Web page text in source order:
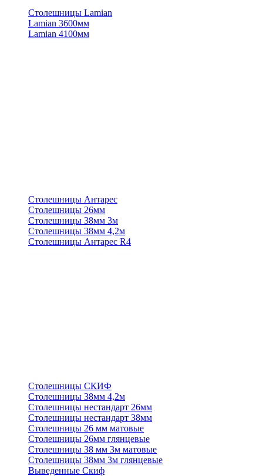
Столешницы Lamian
Lamian 3600мм
Lamian 4100мм
Столешницы Антарес
Столешницы 26мм
Столешницы 38мм 3м
Столешницы 38мм 4,2м
Столешницы Антарес R4
Столешницы СКИФ
Столешницы 38мм 4,2м
Столешницы нестандарт 26мм
Столешницы нестандарт 38мм
Столешницы 26 мм матовые
Столешницы 26мм глянцевые
Столешницы 38 мм 3м матовые
Столешницы 38мм 3м глянцевые
Выведенные Скиф